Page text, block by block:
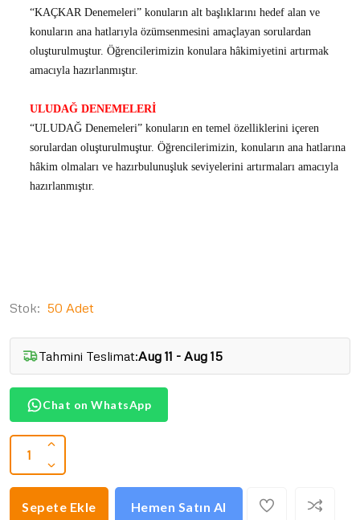
“KAÇKAR Denemeleri” konuların alt başlıklarını hedef alan ve
konuların ana hatlarıyla özümsenmesini amaçlayan sorulardan
oluşturulmuştur. Öğrencilerimizin konulara hâkimiyetini artırmak
amacıyla hazırlanmıştır.
ULUDAĞ DENEMELERİ
“ULUDAĞ Denemeleri” konuların en temel özelliklerini içeren
sorulardan oluşturulmuştur. Öğrencilerimizin, konuların ana hatlarına
hâkim olmaları ve hazırbulunuşluk seviyelerini artırmaları amacıyla
hazırlanmıştır.
Stok: 50 Adet
Tahmini Teslimat:Aug 11 - Aug 15
Chat on WhatsApp
Sepete Ekle Hemen Satın Al